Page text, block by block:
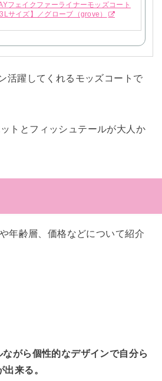
フェイクファーライナーモッズコート
サイズ】／グローブ（grove）
活躍してくれるモッズコートで
トとフィッシュテールが大人か
年齢層、価格などについて紹介
がら個性的なデザインで自分ら
来る。